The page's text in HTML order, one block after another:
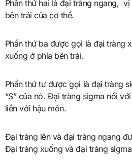
Phần thứ hai là đại tràng ngang,
bên trái của cơ thể.
Phần thứ ba được gọi là đại tràng
xuống ở phía bên trái.
Phần thứ tư được gọi là đại tràng
“S” của nó. Đại tràng sigma nối
liền với hậu môn.
Đại tràng lên và đại tràng ngang
Đại tràng xuống và đại tràng